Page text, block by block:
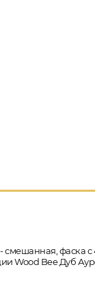
смешанная, фаска
Wood Bee Дуб